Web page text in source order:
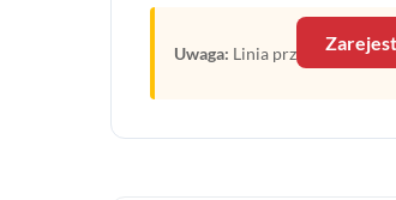
Uwaga: Linia przerywana